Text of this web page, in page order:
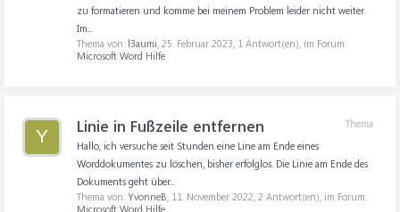
zu formatieren und komme bei meinem Problem leider nicht weiter.
Im...
Thema von: l3aumi 25. Februar 2023 , 1 Antwort(en), im Forum:
Microsoft Word Hilfe
Y
Thema
Linie in Fußzeile entfernen
Hallo, ich versuche seit Stunden eine Line am Ende eines
Worddokumentes zu löschen, bisher erfolglos. Die Linie am Ende des
Dokuments geht über...
Thema von: YvonneB 11. November 2022 , 2 Antwort(en), im Forum:
Microsoft Word Hilfe